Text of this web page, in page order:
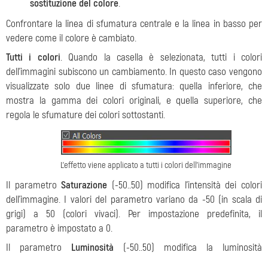
sostituzione del colore.
Confrontare la linea di sfumatura centrale e la linea in basso per
vedere come il colore è cambiato.
Tutti i colori. Quando la casella è selezionata, tutti i colori
dell’immagini subiscono un cambiamento. In questo caso vengono
visualizzate solo due linee di sfumatura: quella inferiore, che
mostra la gamma dei colori originali, e quella superiore, che
regola le sfumature dei colori sottostanti.
L'effetto viene applicato a tutti i colori dell’immagine
Il parametroSaturazione (-50..50) modifica l'intensità dei colori
dell’immagine. I valori del parametro variano da -50 (in scala di
grigi) a 50 (colori vivaci). Per impostazione predefinita, il
parametro è impostato a 0.
Il parametro Luminosità (-50..50) modifica la luminosità